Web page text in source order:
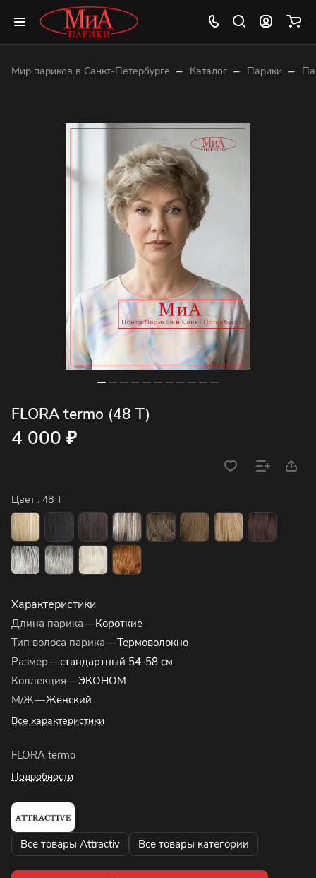
Мир париков в Санкт-Петербурге – Каталог – Парики –
FLORA termo (48 T)
4 000 ₽
Цвет : 48 T
Характеристики
Длина парика—Короткие
Тип волоса парика—Термоволокно
Размер—стандартный 54-58 см.
Коллекция—ЭКОНОМ
М/Ж—Женский
Все характеристики
FLORA termo
Подробности
Все товары Attractiv Все товары категории